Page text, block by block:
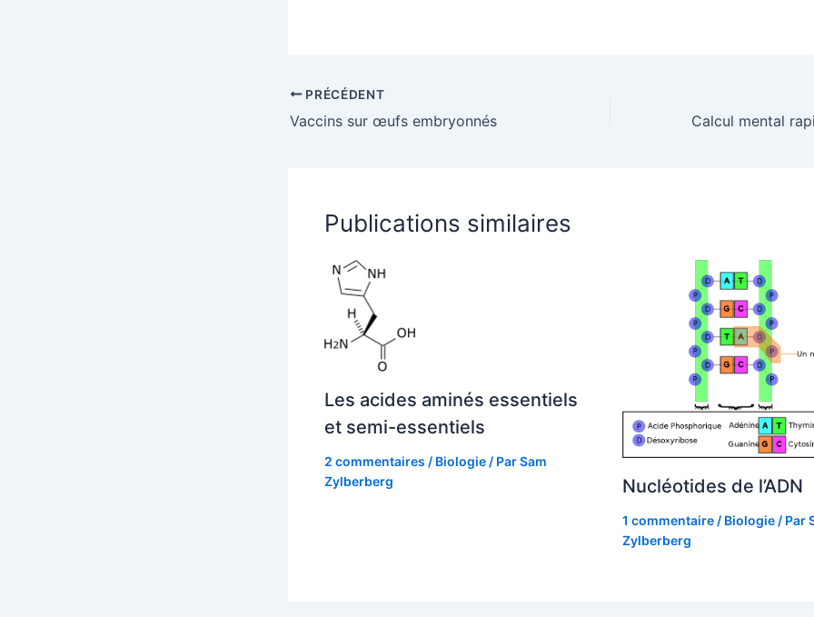
PRÉCÉDENT
Vaccins sur œufs embryonnés
Publications similaires
Les acides aminés essentiels
et semi-essentiels
2 commentaires / Biologie / ParSam
Zylberberg
Nucléotides de l’ADN
1 commentaire / Biologie/ Par
Zylberberg